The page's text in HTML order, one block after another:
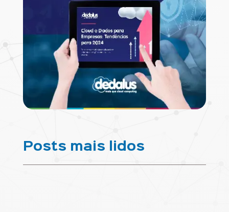
Posts mais lidos